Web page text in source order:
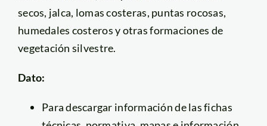
secos, jalca, lomas costeras, puntas rocosas,
humedales costeros y otras formaciones de
vegetación silvestre.
Dato:
Para descargar información de las fichas